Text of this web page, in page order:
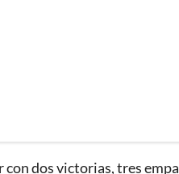
dos victorias, tres